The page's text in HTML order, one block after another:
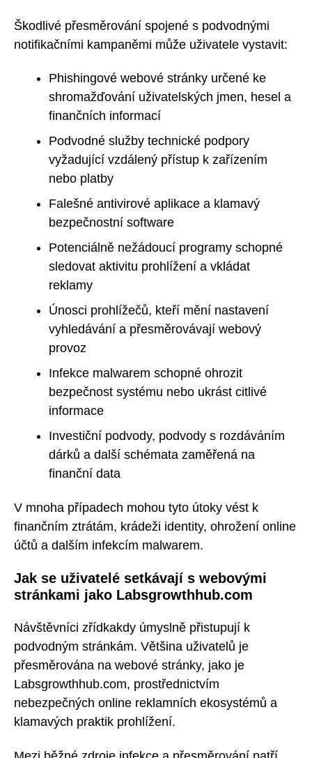
Škodlivé přesměrování spojené s podvodnými
notifikačními kampaněmi může uživatele vystavit:
Phishingové webové stránky určené ke
shromažďování uživatelských jmen, hesel a
finančních informací
Podvodné služby technické podpory
vyžadující vzdálený přístup k zařízením
nebo platby
Falešné antivirové aplikace a klamavý
bezpečnostní software
Potenciálně nežádoucí programy schopné
sledovat aktivitu prohlížení a vkládat
reklamy
Únosci prohlížečů, kteří mění nastavení
vyhledávání a přesměrovávají webový
provoz
Infekce malwarem schopné ohrozit
bezpečnost systému nebo ukrást citlivé
informace
Investiční podvody, podvody s rozdáváním
dárků a další schémata zaměřená na
finanční data
V mnoha případech mohou tyto útoky vést k
finančním ztrátám, krádeži identity, ohrožení online
účtů a dalším infekcím malwarem.
Jak se uživatelé setkávají s webovými
stránkami jako Labsgrowthhub.com
Návštěvníci zřídkakdy úmyslně přistupují k
podvodným stránkám. Většina uživatelů je
přesměrována na webové stránky, jako je
Labsgrowthhub.com, prostřednictvím
nebezpečných online reklamních ekosystémů a
klamavých praktik prohlížení.